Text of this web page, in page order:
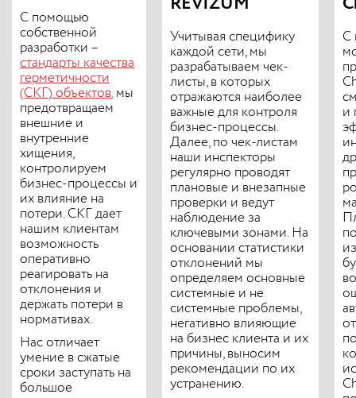
С помощью
собственной
разработки –
стандарты качества
герметичности
(СКГ) объектов. мы
предотвращаем
внешние и
внутренние
хищения,
контролируем
бизнес-процессы и
их влияние на
потери. СКГ дает
нашим клиентам
возможность
оперативно
реагировать на
отклонения и
держать потери в
нормативах.
Нас отличает
умение в сжатые
сроки заступать на
большое
Учитывая специфику
каждой сети, мы
разрабатываем чек-
листы, в которых
отражаются наиболее
важные для контроля
бизнес-процессы.
Далее, по чек-листам
наши инспекторы
регулярно проводят
плановые и внезапные
проверки и ведут
наблюдение за
ключевыми зонами. На
основании статистики
отклонений мы
определяем основные
системные и не
системные проблемы,
негативно влияющие
на бизнес клиента и их
причины, выносим
рекомендации по их
устранению.
С
и